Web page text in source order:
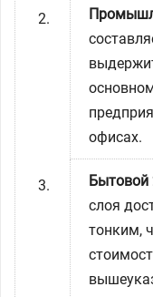
офисах.
Бытовой
слоя
тонким,